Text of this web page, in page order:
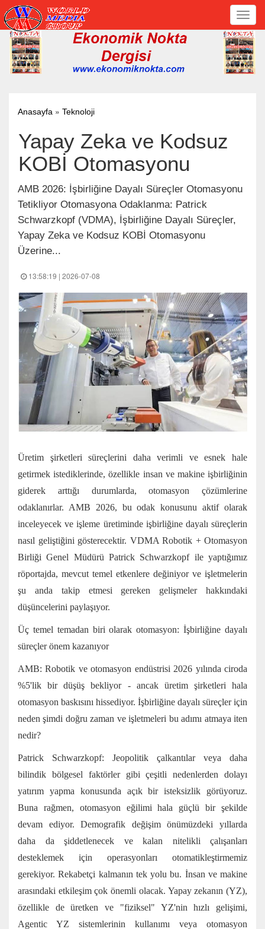
Anasayfa » Teknoloji
Yapay Zeka ve Kodsuz
KOBİ Otomasyonu
AMB 2026: İşbirliğine Dayalı Süreçler Otomasyonu
Tetikliyor Otomasyona Odaklanma: Patrick
Schwarzkopf (VDMA), İşbirliğine Dayalı Süreçler,
Yapay Zeka ve Kodsuz KOBİ Otomasyonu
Üzerine...
13:58:19 | 2026-07-08
Üretim şirketleri süreçlerini daha verimli ve esnek hale
getirmek istediklerinde, özellikle insan ve makine işbirliğinin
giderek arttığı durumlarda, otomasyon çözümlerine
odaklanırlar. AMB 2026, bu odak konusunu aktif olarak
inceleyecek ve işleme üretiminde işbirliğine dayalı süreçlerin
nasıl geliştiğini gösterecektir. VDMA Robotik + Otomasyon
Birliği Genel Müdürü Patrick Schwarzkopf ile yaptığımız
röportajda, mevcut temel etkenlere değiniyor ve işletmelerin
şu anda takip etmesi gereken gelişmeler hakkındaki
düşüncelerini paylaşıyor.
Üç temel temadan biri olarak otomasyon: İşbirliğine dayalı
süreçler önem kazanıyor
AMB: Robotik ve otomasyon endüstrisi 2026 yılında ciroda
%5'lik bir düşüş bekliyor - ancak üretim şirketleri hala
otomasyon baskısını hissediyor. İşbirliğine dayalı süreçler için
neden şimdi doğru zaman ve işletmeleri bu adımı atmaya iten
nedir?
Patrick Schwarzkopf: Jeopolitik çalkantılar veya daha
bilindik bölgesel faktörler gibi çeşitli nedenlerden dolayı
yatırım yapma konusunda açık bir isteksizlik görüyoruz.
Buna rağmen, otomasyon eğilimi hala güçlü bir şekilde
devam ediyor. Demografik değişim önümüzdeki yıllarda
daha da şiddetlenecek ve kalan nitelikli çalışanları
desteklemek için operasyonları otomatikleştirmemiz
gerekiyor. Rekabetçi kalmanın tek yolu bu. İnsan ve makine
arasındaki etkileşim çok önemli olacak. Yapay zekanın (YZ),
özellikle de üretken ve "fiziksel" YZ'nin hızlı gelişimi,
Agentic YZ sistemlerinin kullanımı veya otomasyon